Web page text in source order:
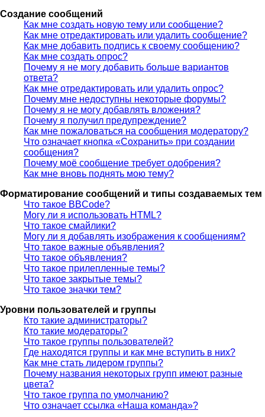
Создание сообщений
Как мне создать новую тему или сообщение?
Как мне отредактировать или удалить сообщение?
Как мне добавить подпись к своему сообщению?
Как мне создать опрос?
Почему я не могу добавить больше вариантов
ответа?
Как мне отредактировать или удалить опрос?
Почему мне недоступны некоторые форумы?
Почему я не могу добавлять вложения?
Почему я получил предупреждение?
Как мне пожаловаться на сообщения модератору?
Что означает кнопка «Сохранить» при создании
сообщения?
Почему моё сообщение требует одобрения?
Как мне вновь поднять мою тему?
Форматирование сообщений и типы создаваемых тем
Что такое BBCode?
Могу ли я использовать HTML?
Что такое смайлики?
Могу ли я добавлять изображения к сообщениям?
Что такое важные объявления?
Что такое объявления?
Что такое прилепленные темы?
Что такое закрытые темы?
Что такое значки тем?
Уровни пользователей и группы
Кто такие администраторы?
Кто такие модераторы?
Что такое группы пользователей?
Где находятся группы и как мне вступить в них?
Как мне стать лидером группы?
Почему названия некоторых групп имеют разные
цвета?
Что такое группа по умолчанию?
Что означает ссылка «Наша команда»?